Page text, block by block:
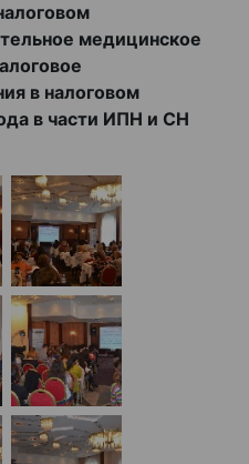
медицинское
в налоговом
в части ИПН и СН